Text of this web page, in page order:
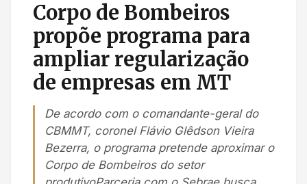
Corpo de Bombeiros
propõe programa para
ampliar regularização
de empresas em MT
De acordo com o comandante-geral do
CBMMT, coronel Flávio Glêdson Vieira
Bezerra, o programa pretende aproximar o
Corpo de Bombeiros do setor